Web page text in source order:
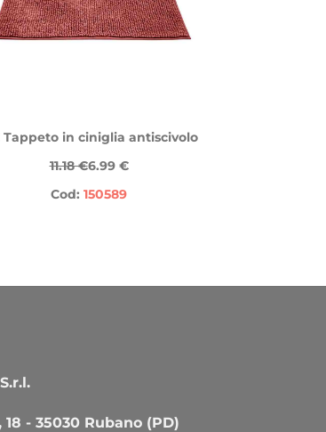
Tappeto in ciniglia antiscivolo
11.18 €6.99 €
Cod: 150589
- 35030 Rubano (PD)